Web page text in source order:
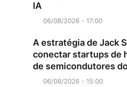
IA
06/08/2026 - 17:00
A estratégia de Jack
conectar startups de
de semicondutores
06/08/2026 - 15:00